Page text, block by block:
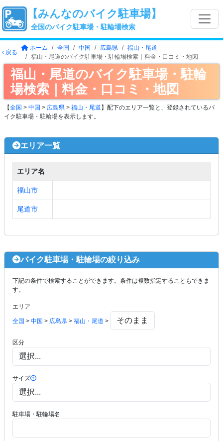
【みんなのバイク駐車場】
全国のバイク駐車場・駐輪場検索
‹ 戻る
ホーム 全国 中国 広島県
福山・尾道
福山・尾道のバイク駐車場・駐輪場検索｜料金・口コミ・地図
福山・尾道のバイク駐車場・駐輪
場検索｜料金・口コミ・地図
【全国 > 中国 > 広島県 > 福山・尾道 】配下のエリア一覧と、登録されているバ
イク駐車場・駐輪場を表示します。
エリア一覧
エリア名
福山市
尾道市
バイク駐車場・駐輪場の絞り込み
下記の条件で検索することができます。条件は複数指定することもできま
す。
エリア
全国 > 中国 > 広島県 > 福山・尾道 >
区分
サイズ
駐車場・駐輪場名